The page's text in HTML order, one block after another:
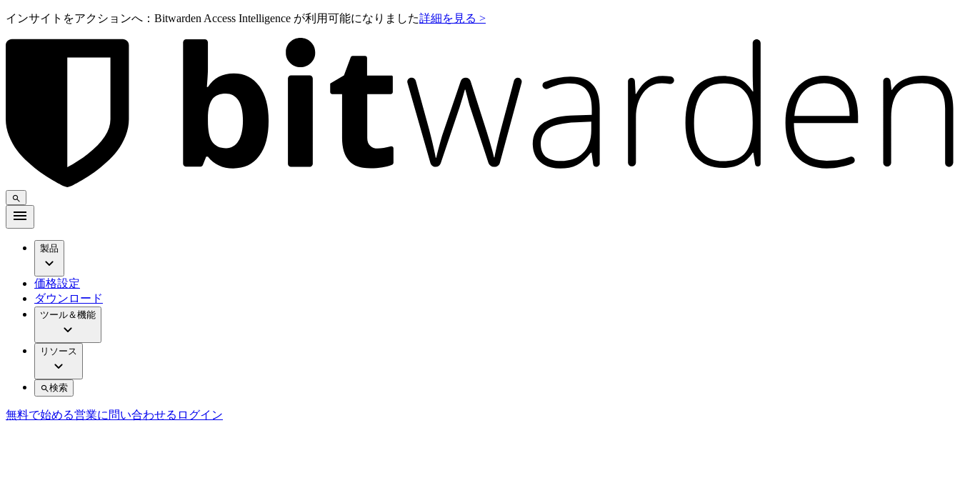
インサイトをアクションへ：Bitwarden Access Intelligence が利用可能になりました詳細を見る >
製品
価格設定
ダウンロード
ツール＆機能
リソース
検索
無料で始める営業に問い合わせる ログイン